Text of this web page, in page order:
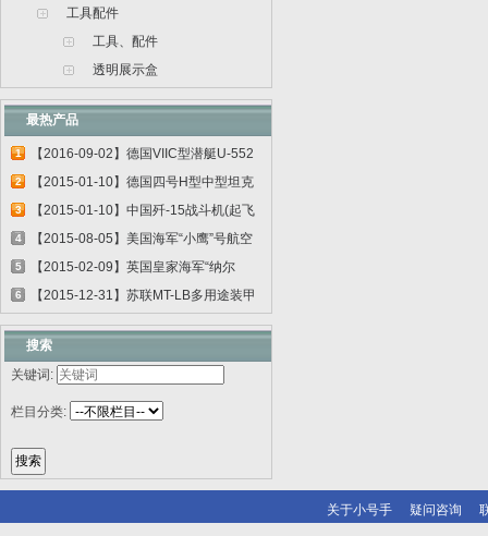
工具配件
工具、配件
透明展示盒
最热产品
1
【2016-09-02】德国VIIC型潜艇U-552
06801
2
【2015-01-10】德国四号H型中型坦克
00920
3
【2015-01-10】中国歼-15战斗机(起飞
甲板...
4
【2015-08-05】美国海军“小鹰”号航空
母...
5
【2015-02-09】英国皇家海军“纳尔
逊”号...
6
【2015-12-31】苏联MT-LB多用途装甲
运输车...
搜索
关键词:
栏目分类:
关于小号手 疑问咨询